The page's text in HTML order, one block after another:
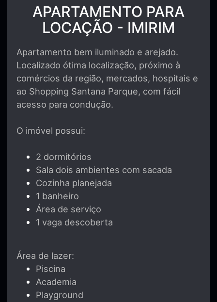
APARTAMENTO PARA
LOCAÇÃO - IMIRIM
Apartamento bem iluminado e arejado.
Localizado ótima localização, próximo à
comércios da região, mercados, hospitais e
ao Shopping Santana Parque, com fácil
acesso para condução.
O imóvel possui:
2 dormitórios
Sala dois ambientes com sacada
Cozinha planejada
1 banheiro
Área de serviço
1 vaga descoberta
Área de lazer:
Piscina
Academia
Playground